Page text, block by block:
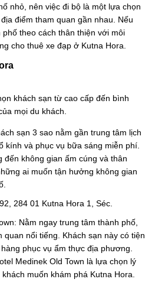
nhỏ, nên việc đi bộ là một lựa chọn
điểm tham quan gần nhau. Nếu
theo cách thân thiện với môi
cho thuê xe đạp ở Kutna Hora.
khách sạn từ cao cấp đến bình
mọi du khách.
sạn 3 sao nằm gần trung tâm lịch
kính và phục vụ bữa sáng miễn phí.
đến không gian ấm cúng và thân
ai muốn tận hưởng không gian
284 01 Kutna Hora 1, Séc.
Nằm ngay trung tâm thành phố,
quan nổi tiếng. Khách sạn này có tiện
phục vụ ẩm thực địa phương.
Medinek Old Town là lựa chọn lý
muốn khám phá Kutna Hora.